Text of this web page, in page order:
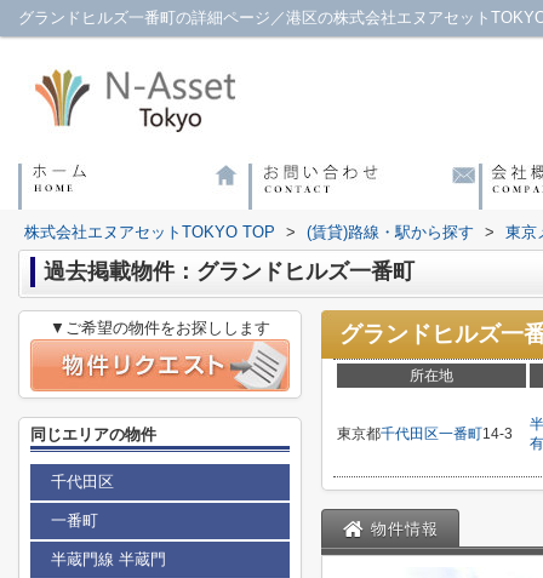
グランドヒルズ一番町の詳細ページ／港区の株式会社エヌアセット
株式会社エヌアセットTOKYO TOP > (賃貸)路線・駅から探す > 東京
過去掲載物件：グランドヒルズ一番町
グランドヒルズ一
所在地
東京都千代田区一番町14-3
物件情報
▼ご希望の物件をお探しします
同じエリアの物件
千代田区
一番町
半蔵門線 半蔵門